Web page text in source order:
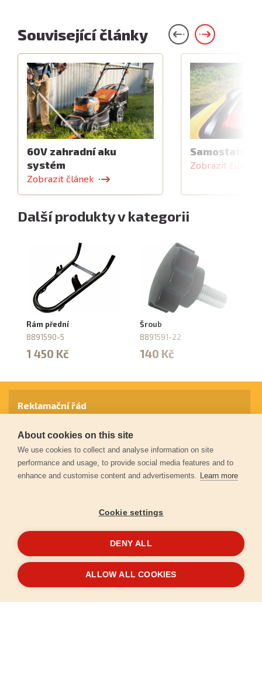
Související články
60V zahradní aku
systém
Zobrazit článek
Samostatný
Zobrazit článek
Další produkty v kategorii
Rám přední
8891590-5
1 450 Kč
Šroub
8891591-22
140 Kč
© 2026Extol.cz- Všechna práva vyhrazena
Reklamační řád
Záruční podmínky
Ochrana osobních údajů
VytvořiloFEO
About cookies on this site
We use cookies to collect and analyse information on site
performance and usage, to provide social media features and to
enhance and customise content and advertisements. Learn more
Cookie settings
DENY ALL
ALLOW ALL COOKIES